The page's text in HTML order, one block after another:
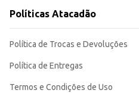
Políticas Atacadão
Política de Trocas e Devoluções
Política de Entregas
Termos e Condições de Uso